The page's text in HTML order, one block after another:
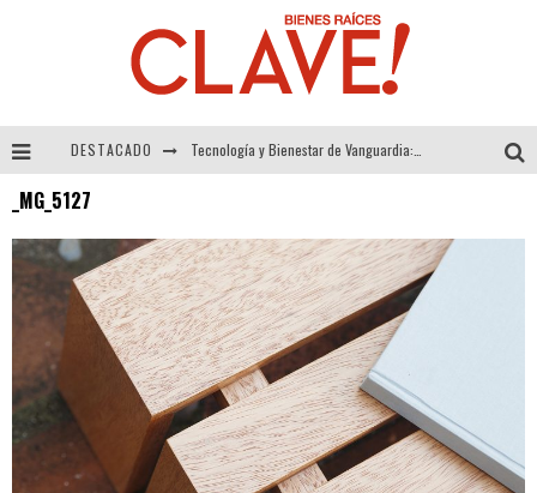
DESTACADO
Alexandra Bedoya – La Constancia detrás de La Paletería
El Despertar de la Calidez: Acabados Dorados de FV para Elevar tu Espacio
_MG_5127